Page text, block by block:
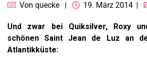
Von quecke 19. März 2014
Und zwar bei Quiksilver, Roxy
schönen Saint Jean de Luz an
Atlantikküste: